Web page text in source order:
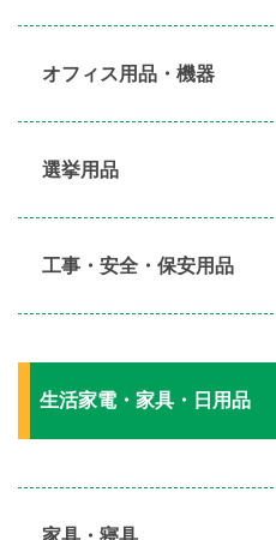
オフィス用品・機器​
選挙用品
工事・安全・保安用品
生活家電・家具・日用品
家具・寝具​